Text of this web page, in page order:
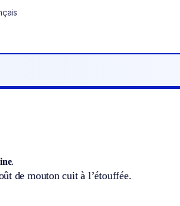
.
de mouton cuit à l’étouffée.